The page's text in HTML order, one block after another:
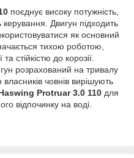
поєднує високу потужність,
керування. Двигун підходить
як основний
тихою роботою,
стійкістю до корозії.
розрахований на тривалу
човнів вирішують
Protruar 3.0 110 для
відпочинку на воді.